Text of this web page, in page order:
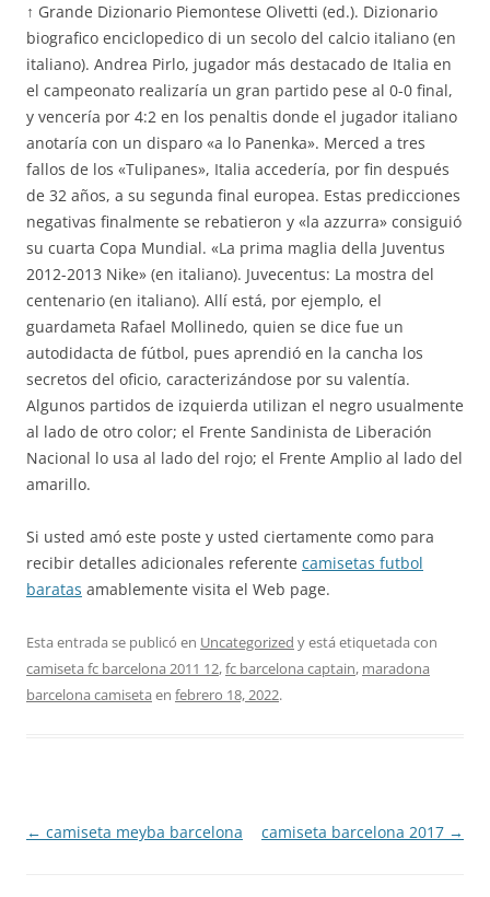
↑ Grande Dizionario Piemontese Olivetti (ed.). Dizionario
biografico enciclopedico di un secolo del calcio italiano (en
italiano). Andrea Pirlo, jugador más destacado de Italia en
el campeonato realizaría un gran partido pese al 0-0 final,
y vencería por 4:2 en los penaltis donde el jugador italiano
anotaría con un disparo «a lo Panenka». Merced a tres
fallos de los «Tulipanes», Italia accedería, por fin después
de 32 años, a su segunda final europea. Estas predicciones
negativas finalmente se rebatieron y «la azzurra» consiguió
su cuarta Copa Mundial. «La prima maglia della Juventus
2012-2013 Nike» (en italiano). Juvecentus: La mostra del
centenario (en italiano). Allí está, por ejemplo, el
guardameta Rafael Mollinedo, quien se dice fue un
autodidacta de fútbol, pues aprendió en la cancha los
secretos del oficio, caracterizándose por su valentía.
Algunos partidos de izquierda utilizan el negro usualmente
al lado de otro color; el Frente Sandinista de Liberación
Nacional lo usa al lado del rojo; el Frente Amplio al lado del
amarillo.
Si usted amó este poste y usted ciertamente como para
recibir detalles adicionales referente camisetas futbol
baratas amablemente visita el Web page.
Esta entrada se publicó en Uncategorized y está etiquetada con
camiseta fc barcelona 2011 12,fc barcelona captain, maradona
barcelona camiseta en febrero 18, 2022.
Navegación
← camiseta meyba barcelona camiseta barcelona 2017 →